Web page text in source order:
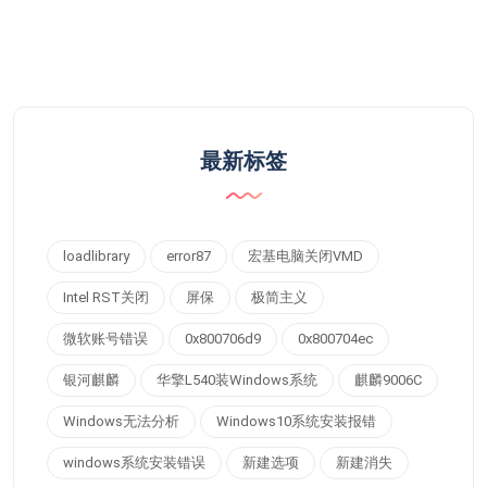
最新标签
loadlibrary error87 宏基电脑关闭VMD
Intel RST关闭 屏保 极简主义
微软账号错误 0x800706d9 0x800704ec
银河麒麟 华擎L540装Windows系统 麒麟9006C
Windows无法分析 Windows10系统安装报错
windows系统安装错误 新建选项 新建消失